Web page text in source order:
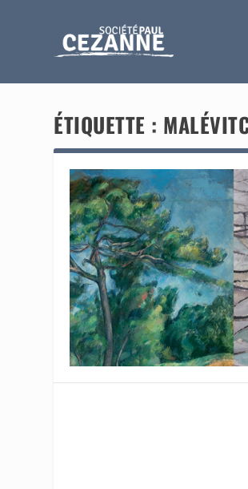
ÉTIQUETTE :